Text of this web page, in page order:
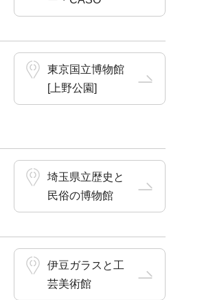
東京国立博物館
[上野公園]
埼玉県立歴史と
民俗の博物館
伊豆ガラスと工
芸美術館